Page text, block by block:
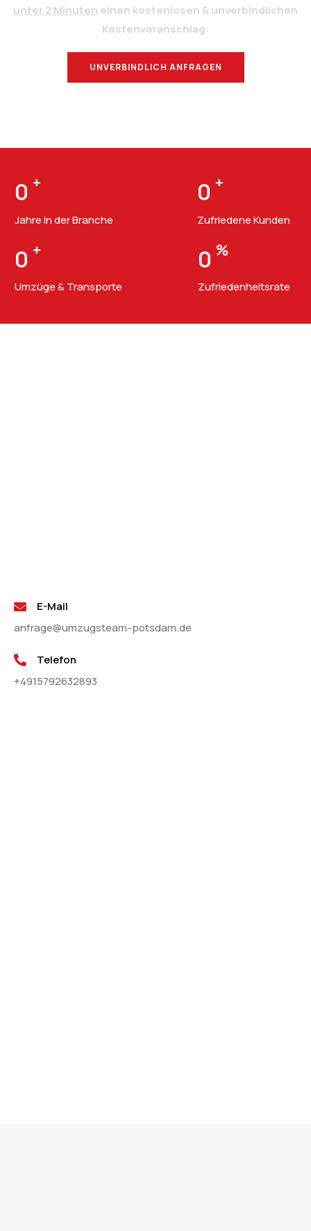
unter 2 Minuten einen kostenlosen & unverbindlichen
Kostenvoranschlag:
UNVERBINDLICH ANFRAGEN
0 +
Jahre in der Branche
0 +
Zufriedene Kunden
0 +
Umzüge & Transporte
0 %
Zufriedenheitsrate
E-Mail
anfrage@umzugsteam-potsdam.de
Telefon
+4915792632893